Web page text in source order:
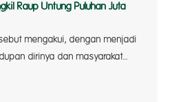
Raup Untung Puluhan Juta
mengakui, dengan menjadi
dirinya dan masyarakat…